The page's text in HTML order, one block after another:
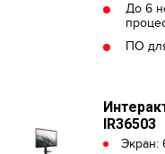
До 6
ПО
IR36503
Экран: